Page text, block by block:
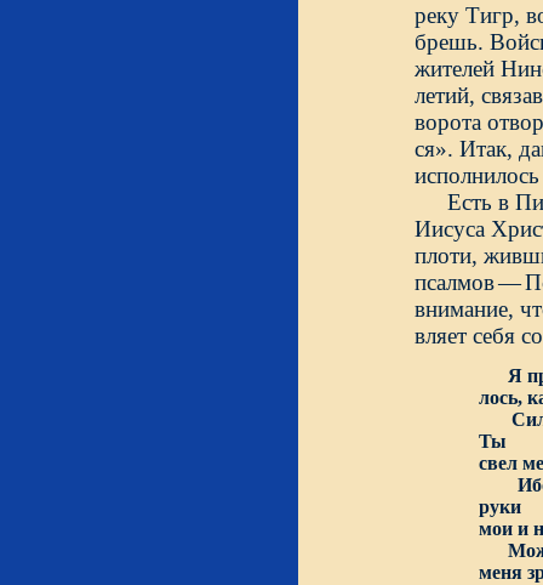
реку Тигр,
брешь.
жителей
летий,
ворота
ся». Итак,
Есть в
Иисуса
плоти,
псалмов—
внимание,
вляет себя
Я
лось,
Сила
Ты
свел
Ибо
руки
мои и
меня